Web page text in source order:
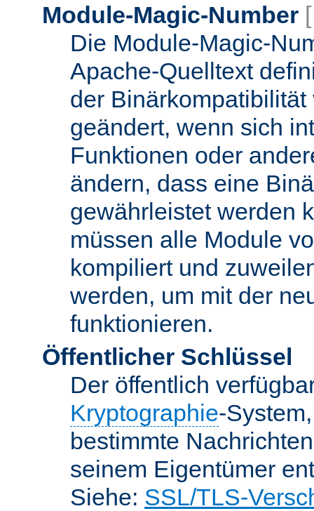
Module-Magic-Number
Die Module-Magic-
Apache-Quelltext
der
geändert, wenn sich
Funktionen oder
ändern, dass eine
gewährleistet werden
müssen alle Module
kompiliert und
werden, um mit der
funktionieren.
Öffentlicher Schlüssel
Der öffentlich
Kryptographie-
bestimmte
seinem Eigentümer
Siehe: SSL/TLS-